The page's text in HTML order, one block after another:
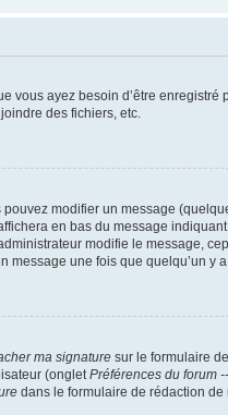
vous ayez besoin d’être
joindre des fichiers, etc.
modifier un message
en bas du message
modifie le message,
message une fois que quelqu’un y
ma signature sur le formulaire
(ongletPréférences du forum
dans le formulaire de rédaction de